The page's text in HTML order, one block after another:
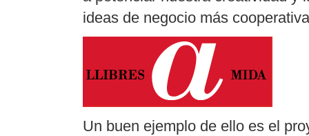
ideas de negocio más
Un buen ejemplo de ello es el